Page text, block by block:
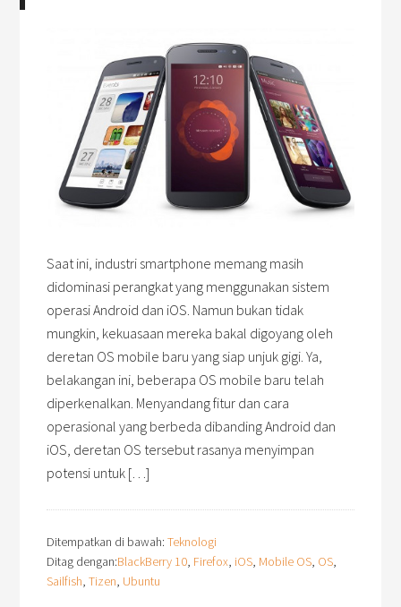
Saat ini, industri smartphone memang masih
didominasi perangkat yang menggunakan sistem
operasi Android dan iOS. Namun bukan tidak
mungkin, kekuasaan mereka bakal digoyang oleh
deretan OS mobile baru yang siap unjuk gigi. Ya,
belakangan ini, beberapa OS mobile baru telah
diperkenalkan. Menyandang fitur dan cara
operasional yang berbeda dibanding Android dan
iOS, deretan OS tersebut rasanya menyimpan
potensi untuk […]
Ditempatkan di bawah:Teknologi
Ditag dengan:BlackBerry 10, Firefox, iOS, Mobile OS, OS,
Sailfish,Tizen, Ubuntu